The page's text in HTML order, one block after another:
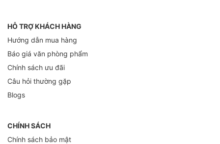
HỖ TRỢ KHÁCH HÀNG
Hướng dẫn mua hàng
Báo giá văn phòng phẩm
Chính sách ưu đãi
Câu hỏi thường gặp
Blogs
CHÍNH SÁCH
Chính sách bảo mật